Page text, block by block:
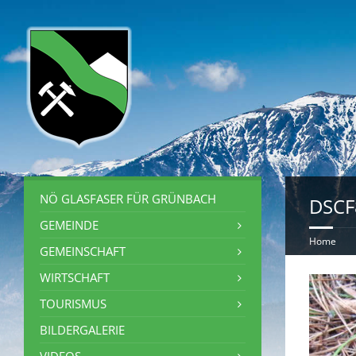
Home
NÖ GLASFASER FÜR GRÜNBACH
GEMEINDE
GEMEINSCHAFT
WIRTSCHAFT
TOURISMUS
BILDERGALERIE